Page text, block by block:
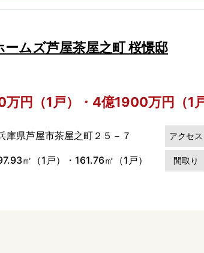
ームズ芦屋茶屋之町 桜憬邸
円（1戸）・4億1900万円（1戸
庫県芦屋市茶屋之町２５－７ アクセス
㎡（1戸）・161.76㎡（1戸） 間取り